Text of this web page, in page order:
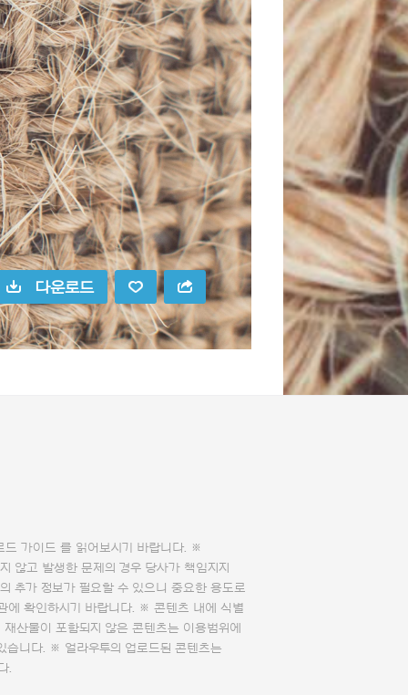
다운로드
드 가이드 를 읽어보시기 바랍니다. ※
않고 발생한 문제의 경우 당사가 책임지지
추가 정보가 필요할 수 있으니 중요한 용도로
에 확인하시기 바랍니다. ※ 콘텐츠 내에 식별
산물이 포함되지 않은 콘텐츠는 이용범위에
습니다. ※ 얼라우투의 업로드된 콘텐츠는
.